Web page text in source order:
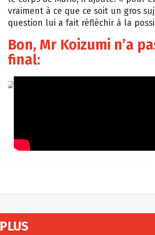
vraiment à ce que ce soit un gros
question lui a fait réfléchir à la
Bon, Mr Koizumi n’a
final:
Nintendo
PLUS